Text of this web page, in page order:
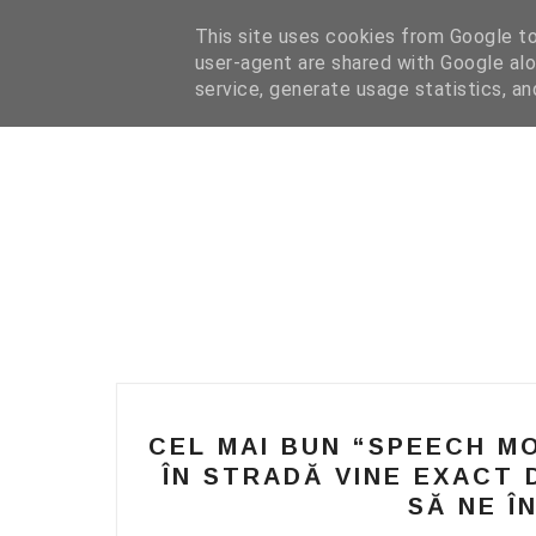
I WANT YOUR TEXT COFFEE READING
CEL MAI BUN “SPEECH
ÎN STRADĂ VINE EXACT
SĂ NE
This site uses cookies from Google
user-agent are shared with Google
service, generate usage statistics,